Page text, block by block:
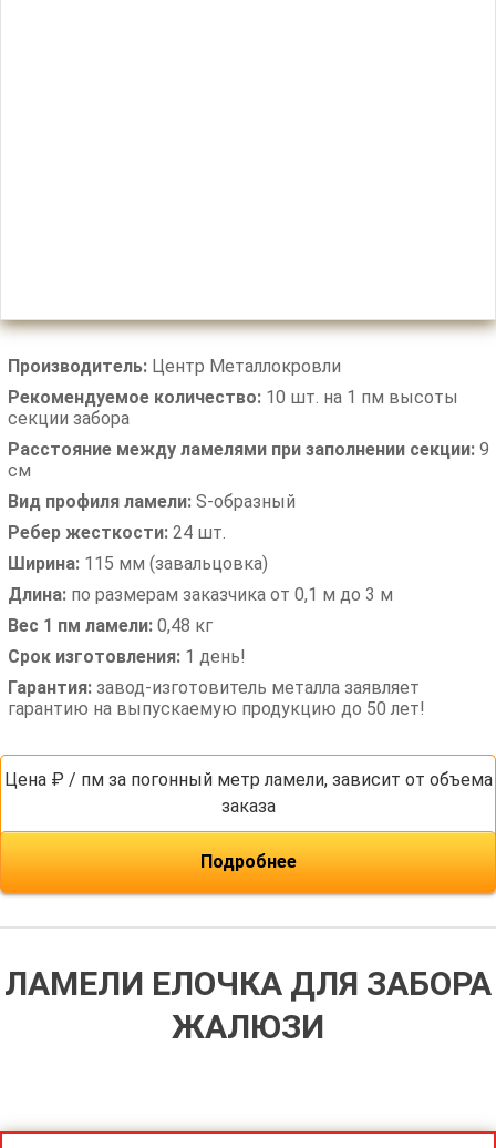
Производитель: Центр Металлокровли
Рекомендуемое количество: 10 шт. на 1 пм высоты
секции забора
Расстояние между ламелями при заполнении секции: 9
см
Вид профиля ламели: S-образный
Ребер жесткости: 24 шт.
Ширина: 115 мм (завальцовка)
Длина: по размерам заказчика от 0,1 м до 3 м
Вес 1 пм ламели: 0,48 кг
Срок изготовления: 1 день!
Гарантия: завод-изготовитель металла заявляет
гарантию на выпускаемую продукцию до 50 лет!
Цена ₽ / пм за погонный метр ламели, зависит от объема
заказа
Подробнее
ЛАМЕЛИ ЕЛОЧКА ДЛЯ ЗАБОРА
ЖАЛЮЗИ